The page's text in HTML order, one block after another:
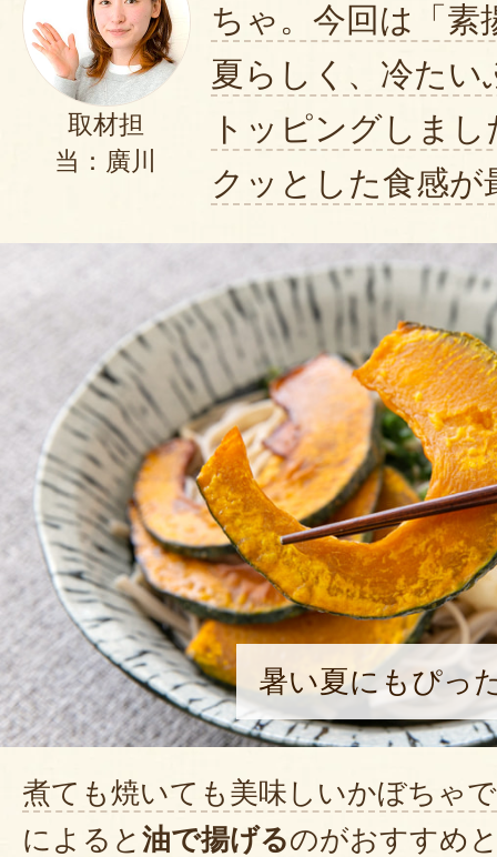
取材担
当：廣川
ちゃ。今回は「素
夏らしく、冷たい
トッピングしま
クッとした食感が
暑い夏にもぴっ
煮ても焼いても美味しいかぼちゃ
によると 油で揚げるのがおすすめ